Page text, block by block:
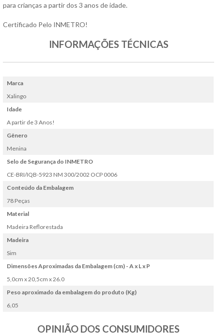
para crianças a partir dos 3 anos de idade.
Certificado Pelo INMETRO!
INFORMAÇÕES TÉCNICAS
Marca
Xalingo
Idade
A partir de 3 Anos!
Gênero
Menina
Selo de Segurança do INMETRO
CE-BRI/IQB-5923 NM 300/2002 OCP 0006
Conteúdo da Embalagem
78 Peças
Material
Madeira Reflorestada
Madeira
Sim
Dimensões Aproximadas da Embalagem (cm) - A x L x P
5,0cm x 20,5cm x 26.0
Peso aproximado da embalagem do produto (Kg)
6,05
OPINIÃO DOS CONSUMIDORES